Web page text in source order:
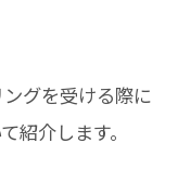
グを受ける際に
紹介します。